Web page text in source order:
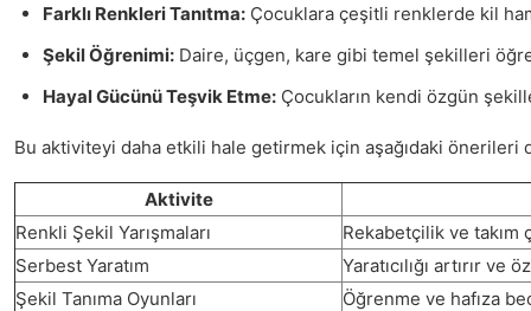
Farklı Renkleri Tanıtma: Çocuklara çeşitli renklerde kil
Şekil Öğrenimi: Daire, üçgen, kare gibi temel şekilleri
Hayal Gücünü Teşvik Etme: Çocukların kendi özgün
Bu aktiviteyi daha etkili hale getirmek için aşağıdaki önerileri
Aktivite
Renkli Şekil Yarışmaları
Rekabetçilik ve takım
Serbest Yaratım
Yaratıcılığı artırır ve
Şekil Tanıma Oyunları
Öğrenme ve hafıza